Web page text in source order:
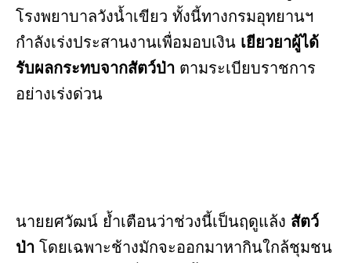
โรงพยาบาลวังน้ำเขียว ทั้งนี้ทางกรมอุทยานฯ
กำลังเร่งประสานงานเพื่อมอบเงิน เยียวยาผู้ได้
รับผลกระทบจากสัตว์ป่า ตามระเบียบราชการ
อย่างเร่งด่วน
นายยศวัฒน์ ย้ำเตือนว่าช่วงนี้เป็นฤดูแล้ง สัตว์
ป่า โดยเฉพาะช้างมักจะออกมาหากินใกล้ชุมชน